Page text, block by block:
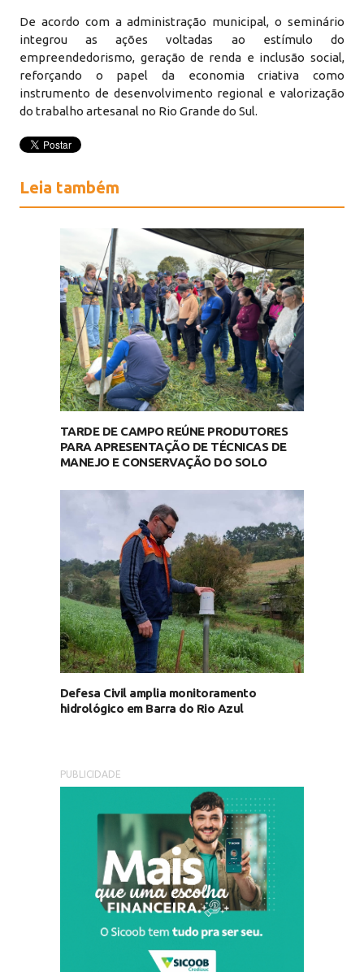
De acordo com a administração municipal, o seminário
integrou as ações voltadas ao estímulo do
empreendedorismo, geração de renda e inclusão social,
reforçando o papel da economia criativa como
instrumento de desenvolvimento regional e valorização
do trabalho artesanal no Rio Grande do Sul.
Leia também
TARDE DE CAMPO REÚNE PRODUTORES
PARA APRESENTAÇÃO DE TÉCNICAS DE
MANEJO E CONSERVAÇÃO DO SOLO
Defesa Civil amplia monitoramento
hidrológico em Barra do Rio Azul
PUBLICIDADE